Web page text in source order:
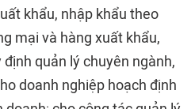
khẩu, nhập khẩu theo
mại và hàng xuất khẩu,
quản lý chuyên ngành,
doanh nghiệp hoạch định